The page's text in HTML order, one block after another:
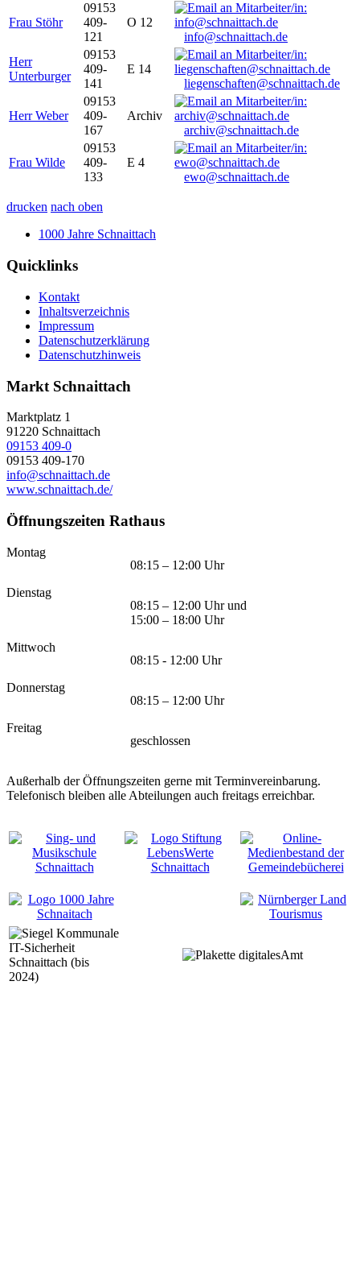
Frau Stöhr
09153
409-
121
O 12
info@schnaittach.de
Herr
Unterburger
09153
409-
141
E 14
liegenschaften@schnaittach.de
Herr Weber
09153
409-
167
Archiv
archiv@schnaittach.de
Frau Wilde
09153
409-
133
E 4
ewo@schnaittach.de
drucken nach oben
1000 Jahre Schnaittach
Quicklinks
Kontakt
Inhaltsverzeichnis
Impressum
Datenschutzerklärung
Datenschutzhinweis
Markt Schnaittach
Marktplatz 1
91220 Schnaittach
09153 409-0
09153 409-170
info@schnaittach.de
www.schnaittach.de/
Öffnungszeiten Rathaus
Montag
08:15 – 12:00 Uhr
Dienstag
08:15 – 12:00 Uhr und
15:00 – 18:00 Uhr
Mittwoch
08:15 - 12:00 Uhr
Donnerstag
08:15 – 12:00 Uhr
Freitag
geschlossen
Außerhalb der Öffnungszeiten gerne mit Terminvereinbarung.
Telefonisch bleiben alle Abteilungen auch freitags erreichbar.